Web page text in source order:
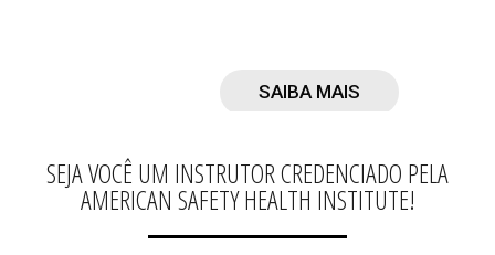
SAIBA MAIS
SEJA VOCÊ UM INSTRUTOR CREDENCIADO PELA
AMERICAN SAFETY HEALTH INSTITUTE!